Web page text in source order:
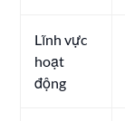
Lĩnh vực
hoạt
động